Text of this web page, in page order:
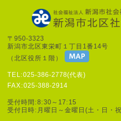
〒950-3323
新潟市北区東栄町１丁目1番14号
（北区役所１階）
TEL:025-386-2778(代表)
FAX:025-388-2914
受付時間:8:30～17:15
受付日時:月曜日～金曜日(土・日・